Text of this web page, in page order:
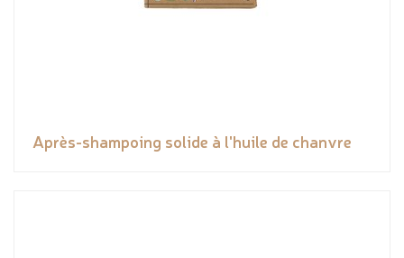
Après-shampoing solide à l'huile de chanvre